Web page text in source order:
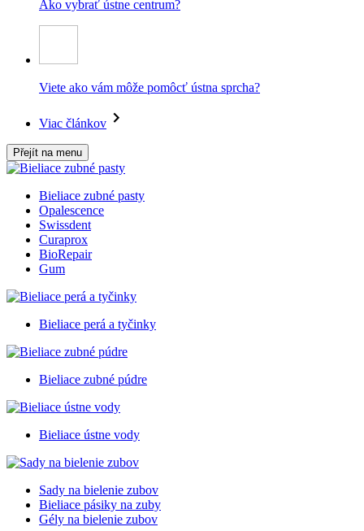
Ako vybrať ústne centrum?
Viete ako vám môže pomôcť ústna sprcha?
Viac článkov
Přejít na menu
Bieliace zubné pasty
Opalescence
Swissdent
Curaprox
BioRepair
Gum
Bieliace perá a tyčinky
Bieliace zubné púdre
Bieliace ústne vody
Sady na bielenie zubov
Bieliace pásiky na zuby
Gély na bielenie zubov